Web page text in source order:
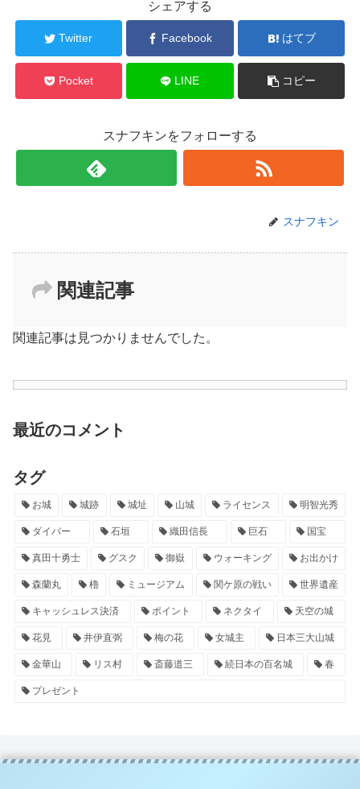
シェアする
Twitter Facebook はてブ
Pocket LINE コピー
スナフキンをフォローする
スナフキン
関連記事
関連記事は見つかりませんでした。
最近のコメント
タグ
お城 城跡 城址 山城 ライセンス 明智光秀
ダイバー 石垣 織田信長 巨石 国宝
真田十勇士 グスク 御嶽 ウォーキング お出かけ
森蘭丸 櫓 ミュージアム 関ケ原の戦い 世界遺産
キャッシュレス決済 ポイント ネクタイ 天空の城
花見 井伊直弼 梅の花 女城主 日本三大山城
金華山 リス村 斎藤道三 続日本の百名城 春
プレゼント